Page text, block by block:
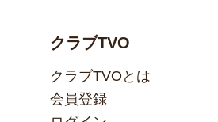
クラブTVO
クラブTVOとは
会員登録